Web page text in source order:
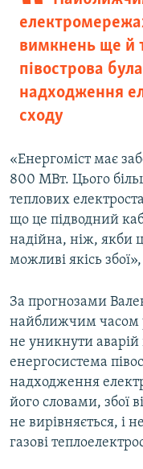
вимкнень ще й
півострова
надходження
сходу
«Енергоміст має
800 МВт. Цього
теплових
що це підводний
надійна, ніж, якби
можливі якісь
За прогнозами
найближчим часом
не уникнути
енергосистема
надходження
його словами, збої
не вирівняється, і
газові